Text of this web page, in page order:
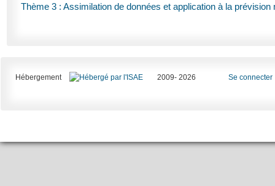
Thème 3 : Assimilation de données et application à la
Hébergement 2009- 2026 Se connecter